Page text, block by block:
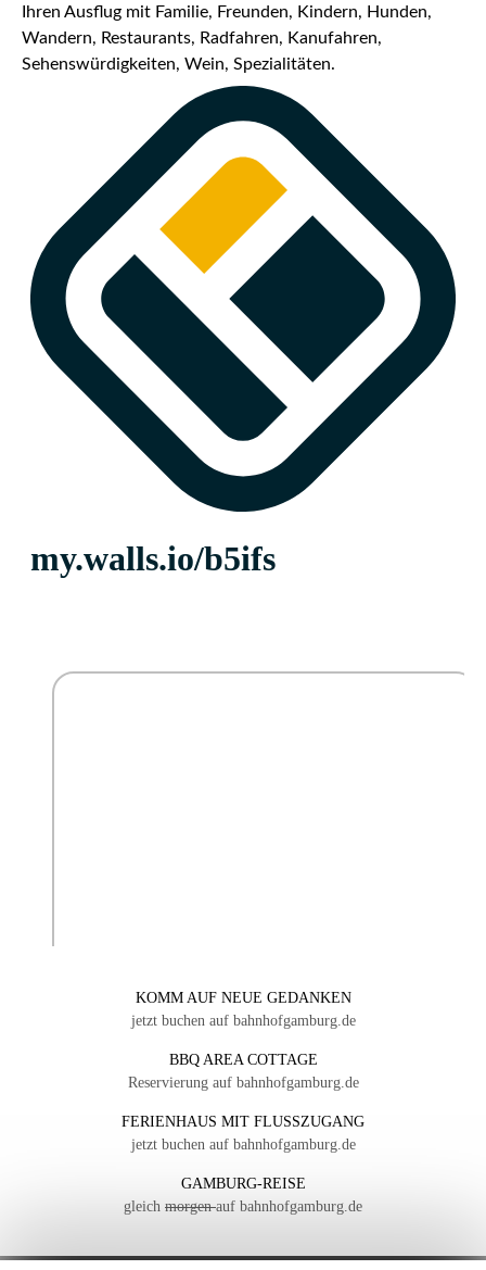
Ihren Ausflug mit Familie, Freunden, Kindern, Hunden,
Wandern, Restaurants, Radfahren, Kanufahren,
Sehenswürdigkeiten, Wein, Spezialitäten.
KOMM AUF NEUE GEDANKEN
jetzt buchen auf bahnhofgamburg.de
BBQ AREA COTTAGE
Reservierung auf bahnhofgamburg.de
FERIENHAUS MIT FLUSSZUGANG
jetzt buchen auf bahnhofgamburg.de
GAMBURG-REISE
gleich morgenauf bahnhofgamburg.de